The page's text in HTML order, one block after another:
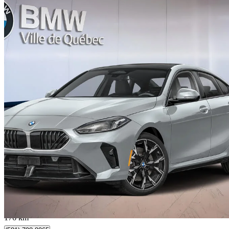
2026 BMW 2 Series
228 Gran Coupe xDrive7 000 km
47 578 $ Affaire
834 $/mois env.
Québec, QC
176 km